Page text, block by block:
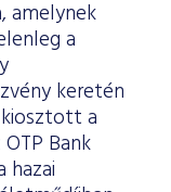
amelynek
a
keretén
a
Bank
hazai